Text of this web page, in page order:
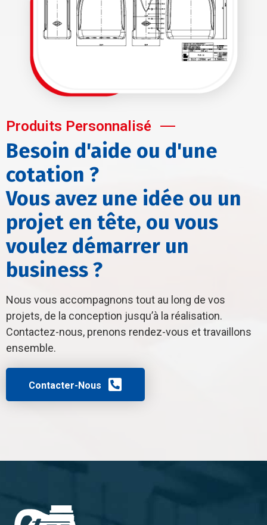
Produits Personnalisé
Besoin d'aide ou d'une
cotation ?
Vous avez une idée ou un
projet en tête, ou vous
voulez démarrer un
business ?
Nous vous accompagnons tout au long de vos
projets, de la conception jusqu’à la réalisation.
Contactez-nous, prenons rendez-vous et travaillons
ensemble.
Contacter-Nous